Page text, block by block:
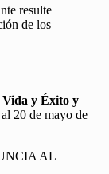
resulte
de los
Vida y Éxito y
20 de mayo de
AL